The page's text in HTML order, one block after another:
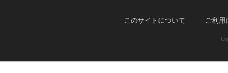
このサイトについて ご利用